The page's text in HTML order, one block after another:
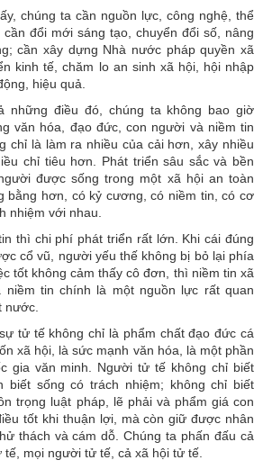
chúng ta cần nguồn lực, công nghệ, thể
đổi mới sáng tạo, chuyển đổi số, nâng
cần xây dựng Nhà nước pháp quyền xã
kinh tế, chăm lo an sinh xã hội, hội nhập
hiệu quả.
những điều đó, chúng ta không bao giờ
văn hóa, đạo đức, con người và niềm tin
chỉ là làm ra nhiều của cải hơn, xây nhiều
chỉ tiêu hơn. Phát triển sâu sắc và bền
được sống trong một xã hội an toàn
bằng hơn, có kỷ cương, có niềm tin, có cơ
nhiệm với nhau.
thì chi phí phát triển rất lớn. Khi cái đúng
cổ vũ, người yếu thế không bị bỏ lại phía
tốt không cảm thấy cô đơn, thì niềm tin xã
niềm tin chính là một nguồn lực rất quan
nước.
tử tế không chỉ là phẩm chất đạo đức cá
xã hội, là sức mạnh văn hóa, là một phần
gia văn minh. Người tử tế không chỉ biết
biết sống có trách nhiệm; không chỉ biết
trọng luật pháp, lẽ phải và phẩm giá con
tốt khi thuận lợi, mà còn giữ được nhân
thách và cám dỗ. Chúng ta phấn đấu cả
mọi người tử tế, cả xã hội tử tế.